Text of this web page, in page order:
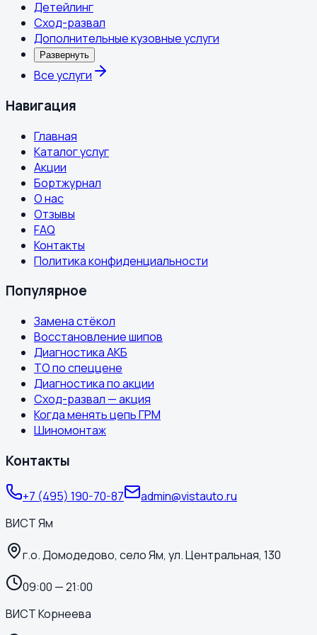
Детейлинг
Сход-развал
Дополнительные кузовные услуги
Развернуть
Все услуги
Навигация
Главная
Каталог услуг
Акции
Бортжурнал
О нас
Отзывы
FAQ
Контакты
Политика конфиденциальности
Популярное
Замена стёкол
Восстановление шипов
Диагностика АКБ
ТО по спеццене
Диагностика по акции
Сход-развал — акция
Когда менять цепь ГРМ
Шиномонтаж
Контакты
+7 (495) 190-70-87
admin@vistauto.ru
ВИСТ Ям
г.о. Домодедово, село Ям, ул. Центральная, 130
09:00 — 21:00
ВИСТ Корнеева